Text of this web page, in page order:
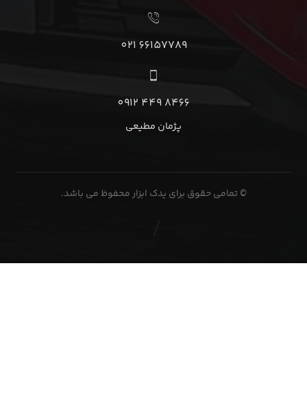
66157789 021
8466 449 0912
پژمان مطیعی
© تمامی حقوق برای یدک ابزار محفوظ می باشد.